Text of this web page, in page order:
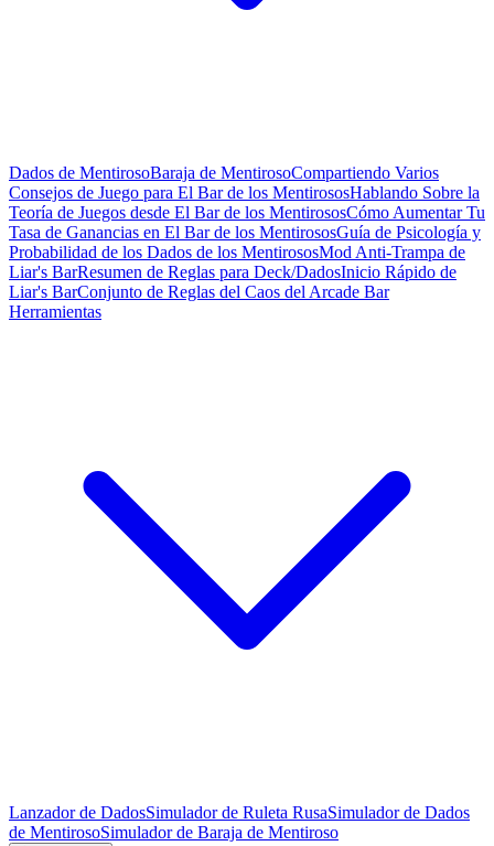
Dados de MentirosoBaraja de MentirosoCompartiendo Varios
Consejos de Juego para El Bar de los MentirososHablando Sobre la
Teoría de Juegos desde El Bar de los MentirososCómo Aumentar Tu
Tasa de Ganancias en El Bar de los MentirososGuía de Psicología y
Probabilidad de los Dados de los MentirososMod Anti-Trampa de
Liar's BarResumen de Reglas para Deck/DadosInicio Rápido de
Liar's BarConjunto de Reglas del Caos del Arcade Bar
Herramientas
Lanzador de DadosSimulador de Ruleta RusaSimulador de Dados
de MentirosoSimulador de Baraja de Mentiroso